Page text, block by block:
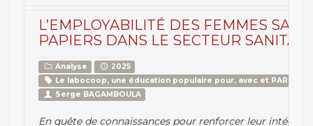
L’EMPLOYABILITÉ DES FEMMES
PAPIERS DANS LE SECTEUR
Analyse
2025
Le labocoop, une éducation populaire pour, avec et PAR le
Serge BAGAMBOULA
En quête de connaissances pour renforcer leur